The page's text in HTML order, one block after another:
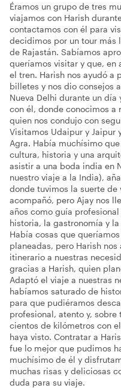
Éramos un grupo de tres
viajamos con Harish
contactamos con él para
decidimos por un tour más
de Rajastán. Sabíamos
queríamos visitar y que, en
el tren. Harish nos ayudó a
billetes y nos dio consejos
Nueva Delhi durante un
con él, donde conocimos a
quien nos condujo con
Visitamos Udaipur y Jaipur
Agra. Había muchísimo
cultura, historia y una
asistir a una boda india en
nuestro viaje a la India),
donde tuvimos la suerte de
acompañó, pero Ajay nos
años como guía
historia, la gastronomía y
Había cosas que
planeadas, pero Harish
itinerario a nuestras
gracias a Harish, quien
Adaptó el viaje a nuestras
habíamos saturado de
para que pudiéramos
profesional, atento y,
cientos de kilómetros con
haya visto. Contratar a
fue lo mejor que pudimos
muchísimo de él y
muchas risas y deliciosas
duda para su viaje.